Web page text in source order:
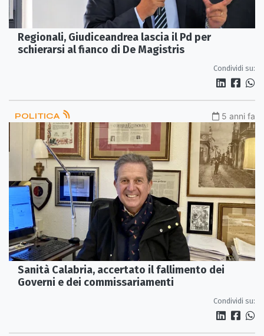
Regionali, Giudiceandrea lascia il Pd per
schierarsi al fianco di De Magistris
Condividi su:
POLITICA 5 anni fa
Sanità Calabria, accertato il fallimento dei
Governi e dei commissariamenti
Condividi su: